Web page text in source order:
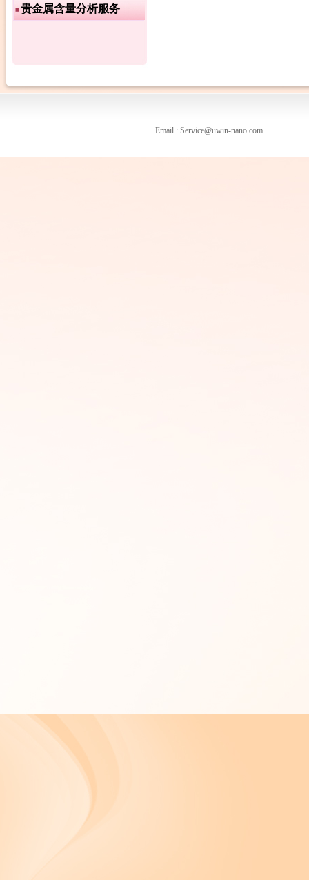
贵金属含量分析服务
Email : Service@uwin-nano.com